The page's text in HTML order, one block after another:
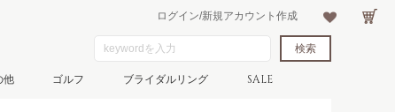
他 ゴルフ ブライダルリング SALE
ログイン/新規アカウント作成